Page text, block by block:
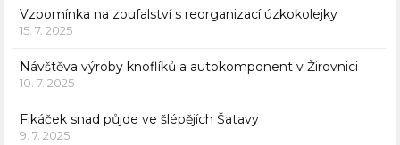
Vzpomínka na zoufalství s reorganizací úzkokolejky
15. 7. 2025
Návštěva výroby knoflíků a autokomponent v Žirovnici
10. 7. 2025
Fikáček snad půjde ve šlépějích Šatavy
9. 7. 2025